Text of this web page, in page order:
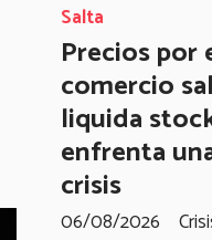
Precios por
comercio
liquida
enfrenta
crisis
Salta
06/08/2026